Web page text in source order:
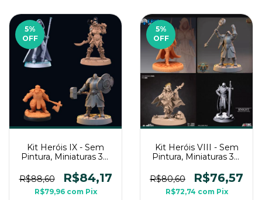
5%
OFF
Kit Heróis IX - Sem
Pintura, Miniaturas 3D
Mesa
R$88,60 R$84,17
R$79,96 com Pix
5%
OFF
Kit Heróis VIII - Sem
Pintura, Miniaturas 3D
Mesa
R$80,60 R$76,57
R$72,74 com Pix